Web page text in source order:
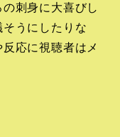
刺身に大喜びし
うにしたりな
応に視聴者はメ